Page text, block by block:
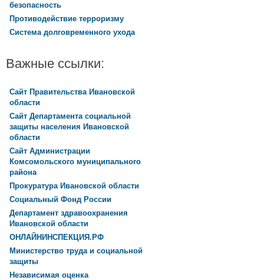
безопасность
Противодействие терроризму
Система долговременного ухода
Важные ссылки:
Сайт Правительства Ивановской
области
Сайт Департамента социальной
защиты населения Ивановской
области
Сайт Администрации
Комсомольского муниципального
района
Прокуратура Ивановской области
Социальный Фонд России
Департамент здравоохранения
Ивановской области
ОНЛАЙНИНСПЕКЦИЯ.РФ
Министерство труда и социальной
защиты
Независимая оценка